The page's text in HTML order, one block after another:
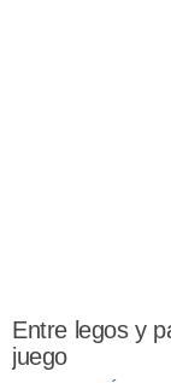
Entre legos y
juego